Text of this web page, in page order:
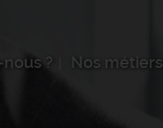
? Nos métiers